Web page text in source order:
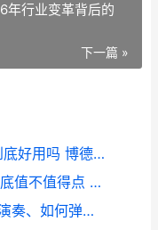
年行业变革背后的
下一篇 »
博德之门3：一环法术「冰刃」到底好用吗 博德之门3一化众多法阵
博德之门3一环法术“大步奔行”到底值不值得点 博德之门3一环和二环法术区别
辐射76锈镐镇弹琴指导：在哪里演奏、如何弹、要注意啥 辐射76 生锈的钥匙